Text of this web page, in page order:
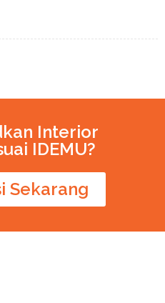
Interior
IDEMU?
Sekarang